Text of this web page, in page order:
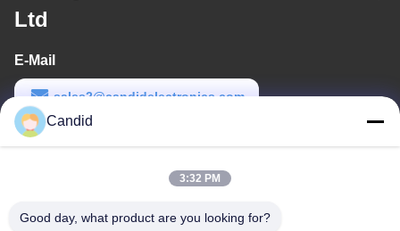
Ltd
E-Mail
sales2@candidelectronics.com
Arbeits-Zeit
Candid
3:32 PM
Good day, what product are you looking for?